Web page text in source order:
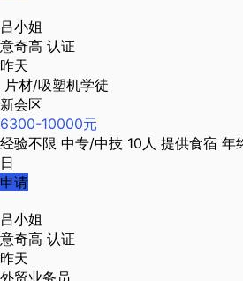
吕小姐
意奇高 认证
昨天
片材/吸塑机学徒
新会区
6300-10000元
经验不限 中专/中技 10人 提供食宿 年
日
申请
吕小姐
意奇高 认证
昨天